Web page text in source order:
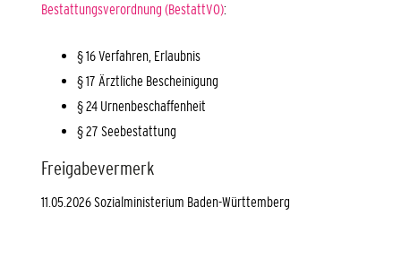
Bestattungsverordnung (BestattVO):
§ 16 Verfahren, Erlaubnis
§ 17 Ärztliche Bescheinigung
§ 24 Urnenbeschaffenheit
§ 27 Seebestattung
Freigabevermerk
11.05.2026 Sozialministerium Baden-Württemberg